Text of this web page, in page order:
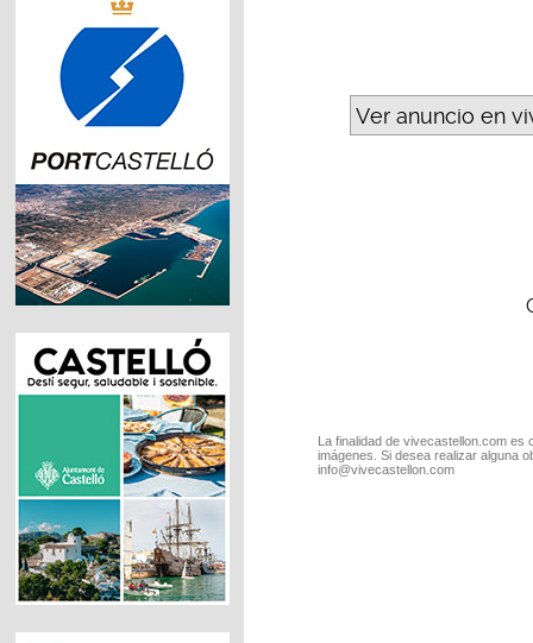
Ver anuncio en
La finalidad de vivecastellon.com
imágenes. Si desea realizar alguna
info@vivecastellon.com